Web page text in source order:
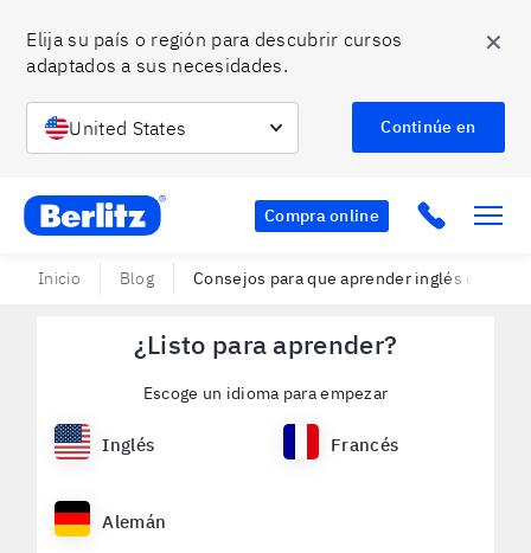
Elija su país o región para descubrir cursos
adaptados a sus necesidades.
United States Continúe en
✕
Berlitz CO Compra online Click to
Inicio Blog Consejos para que aprender inglés de
¿Listo para aprender?
Escoge un idioma para empezar
Inglés Francés
Alemán